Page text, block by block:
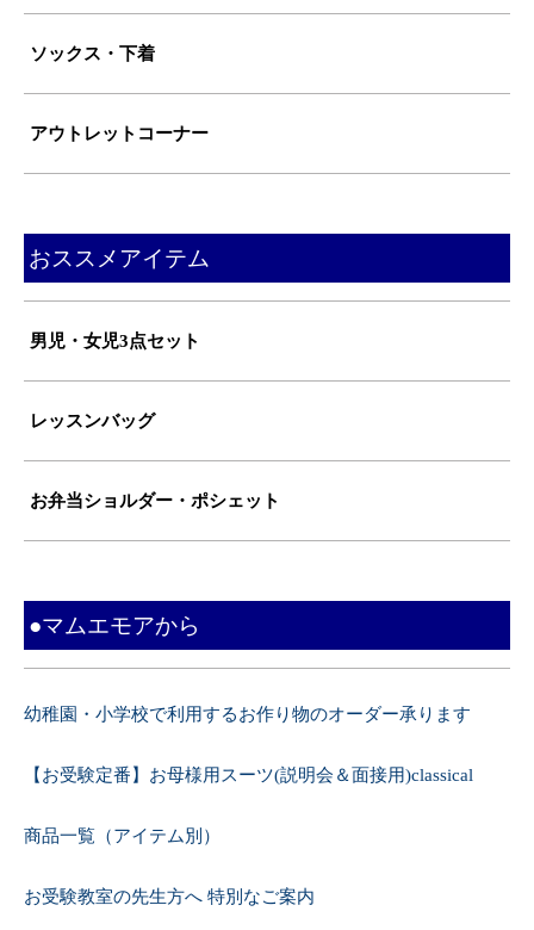
ソックス・下着
アウトレットコーナー
おススメアイテム
男児・女児3点セット
レッスンバッグ
お弁当ショルダー・ポシェット
●マムエモアから
幼稚園・小学校で利用するお作り物のオーダー承ります
【お受験定番】お母様用スーツ(説明会＆面接用)classical
商品一覧（アイテム別）
お受験教室の先生方へ 特別なご案内